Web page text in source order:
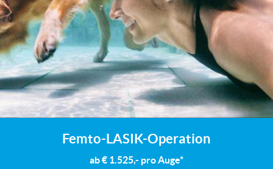
Femto-LASIK-Operation
ab € 1.525,- pro Auge*